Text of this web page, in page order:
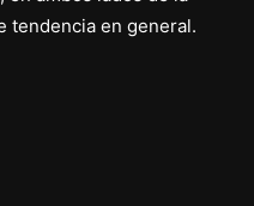
tendencia en general.